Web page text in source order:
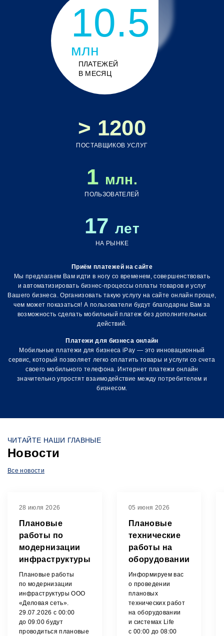
10.5
млн
ПЛАТЕЖЕЙ
В МЕСЯЦ
> 1200
ПОСТАВЩИКОВ УСЛУГ
1 млн.
ПОЛЬЗОВАТЕЛЕЙ
17 лет
НА РЫНКЕ
Приём платежей на сайте
Мы предлагаем Вам идти в ногу со временем, совершенствовать
и автоматизировать бизнес-процессы оплаты товаров и услуг
Вашего бизнеса. Организовать такую услугу на сайте онлайн проще,
чем может показаться! А пользователи будут благодарны Вам за
возможность сделать мобильный платеж без дополнительных
действий.
Платежи для бизнеса онлайн
Мобильные платежи для бизнеса iPay — это инновационный
сервис, который позволяет легко оплатить товары и услуги со счета
своего мобильного телефона. Интернет платежи онлайн
значительно упростят взаимодействие между потребителем и
бизнесом.
Услуги связи
Интернет-провайдеры
Коммунальные платежи
ЧИТАЙТЕ НАШИ ГЛАВНЫЕ
Новости
Все новости
28 июля 2026
Плановые
работы по
модернизации
инфраструктуры
ООО "Деловая
сеть".
Плановые работы
по модернизации
инфраструктуры ООО
«Деловая сеть».
29.07.2026 с 00:00
до 09:00 будут
проводиться плановые
05 июня 2026
Плановые
технические
работы на
оборудовании
и системах
Life
Информируем вас
о проведении
плановых
технических работ
на оборудовании
и системах Life
с 00:00 до 08:00